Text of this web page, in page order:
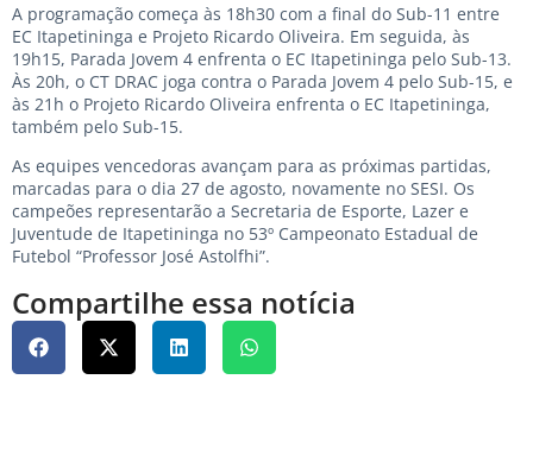
A programação começa às 18h30 com a final do Sub-11 entre
EC Itapetininga e Projeto Ricardo Oliveira. Em seguida, às
19h15, Parada Jovem 4 enfrenta o EC Itapetininga pelo Sub-13.
Às 20h, o CT DRAC joga contra o Parada Jovem 4 pelo Sub-15, e
às 21h o Projeto Ricardo Oliveira enfrenta o EC Itapetininga,
também pelo Sub-15.
As equipes vencedoras avançam para as próximas partidas,
marcadas para o dia 27 de agosto, novamente no SESI. Os
campeões representarão a Secretaria de Esporte, Lazer e
Juventude de Itapetininga no 53º Campeonato Estadual de
Futebol “Professor José Astolfhi”.
Compartilhe essa notícia